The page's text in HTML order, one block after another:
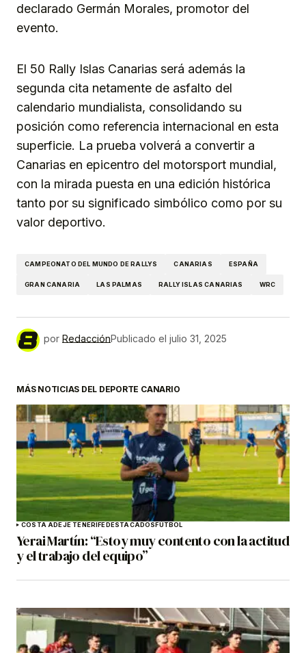
declarado Germán Morales, promotor del
evento.
El 50 Rally Islas Canarias será además la
segunda cita netamente de asfalto del
calendario mundialista, consolidando su
posición como referencia internacional en esta
superficie. La prueba volverá a convertir a
Canarias en epicentro del motorsport mundial,
con la mirada puesta en una edición histórica
tanto por su significado simbólico como por su
valor deportivo.
CAMPEONATO DEL MUNDO DE RALLYS CANARIAS ESPAÑA
GRAN CANARIA LAS PALMAS RALLY ISLAS CANARIAS WRC
por RedacciónPublicado el julio 31, 2025
MÁS NOTICIAS DEL DEPORTE CANARIO
COSTA ADEJE TENERIFEDESTACADOSFÚTBOL
Yerai Martín: “Estoy muy contento con la actitud
y el trabajo del equipo”